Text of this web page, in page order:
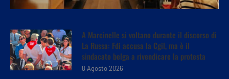
A Marcinelle si voltano durante il discorso di
La Russa: Fdi accusa la Cgil, ma è il
sindacato belga a rivendicare la protesta
8 Agosto 2026